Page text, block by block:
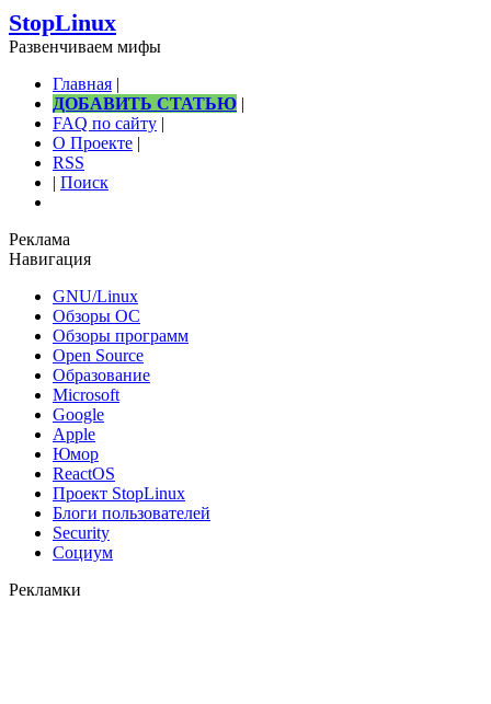
StopLinux
Развенчиваем мифы
Главная |
ДОБАВИТЬ СТАТЬЮ |
FAQ по сайту |
О Проекте |
RSS
| Поиск
Реклама
Навигация
GNU/Linux
Обзоры ОС
Обзоры программ
Open Source
Образование
Microsoft
Google
Apple
Юмор
ReactOS
Проект StopLinux
Блоги пользователей
Security
Социум
Рекламки